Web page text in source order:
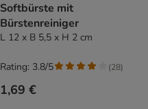
Softbürste mit
Bürstenreiniger
L 12 x B 5,5 x H 2 cm
1,69 €
Rating: 3.8/5 (28)